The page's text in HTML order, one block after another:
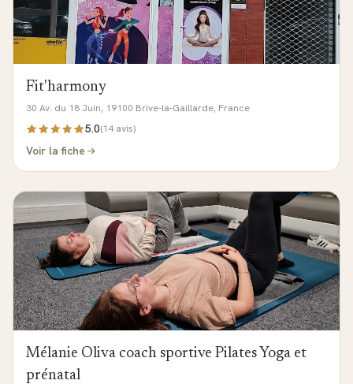
Fit'harmony
30 Av. du 18 Juin, 19100 Brive-la-Gaillarde, France
5.0(14avis)
Voir la fiche
Mélanie Oliva coach sportive Pilates Yoga et
prénatal